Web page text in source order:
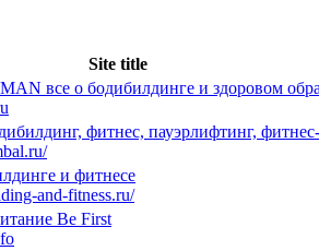
Site title
все о бодибилдинге и здоровом
фитнес, пауэрлифтинг,
и фитнесе
and-fitness.ru/
Be First